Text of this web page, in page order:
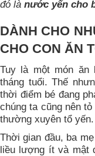
đó là nước yến cho
DÀNH CHO
CHO CON ĂN
Tuy là một món
tháng tuổi. Thế
thời điểm bé đang
chúng ta cũng nên
thường xuyên tổ yến.
Thời gian đầu, ba
liều lượng ít và mật